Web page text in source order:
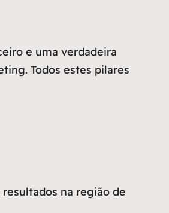
e uma verdadeira
Todos estes pilares
na região de